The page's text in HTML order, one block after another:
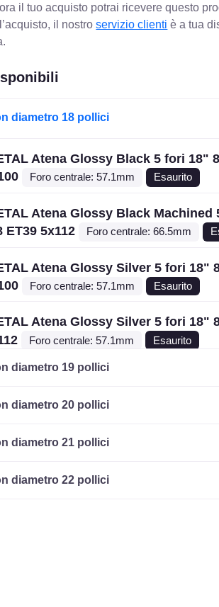
il tuo acquisto potrai ricevere questo
il nostroservizio clienti è a tua
diametro 18 pollici
Atena Glossy Black 5 fori 18"
Foro centrale: 57.1mm Esaurito
Atena Glossy Black Machined
ET39 5x112
Foro centrale: 66.5mm
Atena Glossy Silver 5 fori 18"
Foro centrale: 57.1mm Esaurito
Atena Glossy Silver 5 fori 18"
Foro centrale: 57.1mm Esaurito
Atena Glossy Silver 5 fori 18"
ET40 5x112
Foro centrale: 57.1mm
Atena Glossy Black Machined
diametro 19 pollici
diametro 20 pollici
diametro 21 pollici
diametro 22 pollici